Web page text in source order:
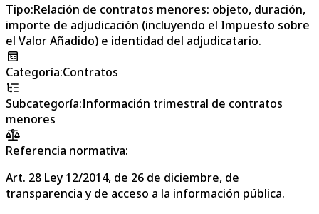
Tipo:Relación de contratos menores: objeto, duración,
importe de adjudicación (incluyendo el Impuesto sobre
el Valor Añadido) e identidad del adjudicatario.
Categoría:Contratos
Subcategoría:Información trimestral de contratos
menores
Referencia normativa:
Art. 28 Ley 12/2014, de 26 de diciembre, de
transparencia y de acceso a la información pública.